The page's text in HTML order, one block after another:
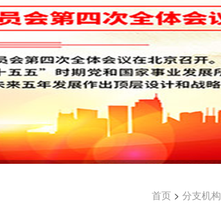
首页 > 分支机构